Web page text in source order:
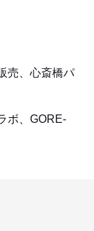
売、心斎橋パ
ボ、GORE-